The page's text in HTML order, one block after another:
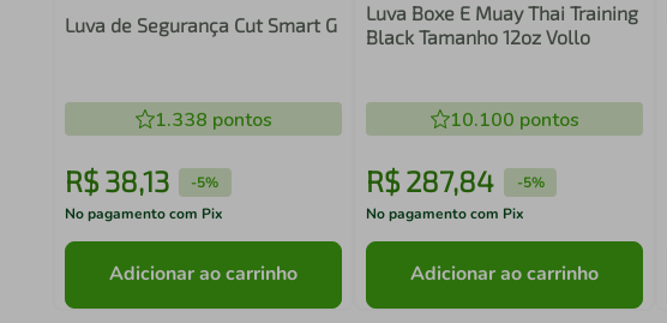
Luva de Segurança Cut Smart G
1.338 pontos
R$ 38,13 -5%
No pagamento com Pix
Adicionar ao carrinho
Luva Boxe E Muay Thai Training
Black Tamanho 12oz Vollo
10.100 pontos
R$ 287,84 -5%
No pagamento com Pix
Adicionar ao carrinho